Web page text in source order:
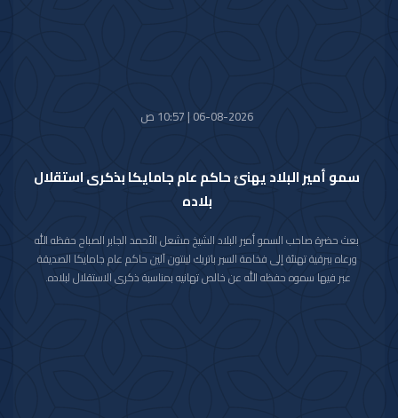
06-08-2026 | 10:57 ص
سمو أمير البلاد يهنئ حاكم عام جامايكا بذكرى استقلال
بلاده
بعث حضرة صاحب السمو أمير البلاد الشيخ مشعل الأحمد الجابر الصباح حفظه الله
ورعاه ببرقية تهنئة إلى فخامة السير باتريك لينتون آلين حاكم عام جامايكا الصديقة
عبر فيها سموه حفظه الله عن خالص تهانيه بمناسبة ذكرى الاستقلال لبلاده.